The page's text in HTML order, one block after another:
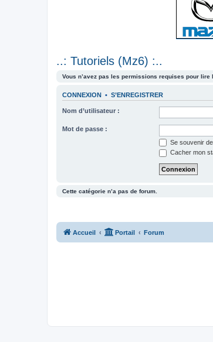
..: Tutoriels (Mz6) :..
Vous n’avez pas les permissions requises pour lire
CONNEXION • S’ENREGISTRER
Nom d’utilisateur :
Mot de passe :
Se souvenir
Cacher mon
Cette catégorie n’a pas de forum.
Accueil Portail Forum